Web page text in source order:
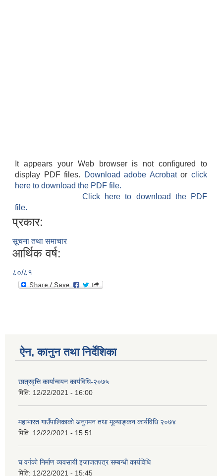
It appears your Web browser is not configured to
display PDF files.
Download adobe Acrobatorclick
here to download the PDF file.
Click here to download the PDF
file.
प्रकार:
सूचना तथा समाचार
आर्थिक वर्ष:
८०/८१
ऐन, कानुन तथा निर्देशिका
छात्रवृत्ति कार्यान्वयन कार्यविधि-२०७५
मिति: 12/22/2021 - 16:00
महाभारत गाउँपालिकाकाे अनुगमन तथा मूल्याङ्कन कार्यविधि ‍‍२०७४
मिति: 12/22/2021 - 15:51
घ वर्गकाे निर्माण व्यवसायी इजाजतपत्र सम्बन्धी कार्यविधि
मिति: 12/22/2021 - 15:45